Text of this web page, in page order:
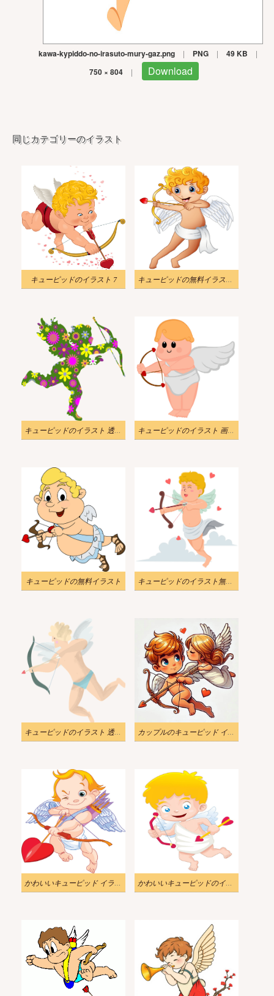
kawa-kypiddo-no-irasuto-mury-gaz.png | PNG | 49 KB |
750 × 804 | Download
同じカテゴリーのイラスト
キューピッドのイラスト 7 キューピッドの無料イラスト画像
キューピッドのイラスト 透明な背景 キューピッドのイラスト 画像 3
キューピッドの無料イラスト キューピッドのイラスト無料画像
キューピッドのイラスト 透明背景無料 カップルのキューピッド イラスト画像
かわいいキューピッド イラスト 無料 2 かわいいキューピッドのイラストPNG 無料